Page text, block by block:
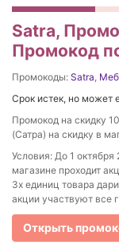
Satra,
Промокод
Промокоды: Satra,
Срок истек, но может
Промокод на скидку
(Сатра) на скидку в
Условия: До 1
магазине проходит
3х единиц товара
акции участвуют все
Открыть